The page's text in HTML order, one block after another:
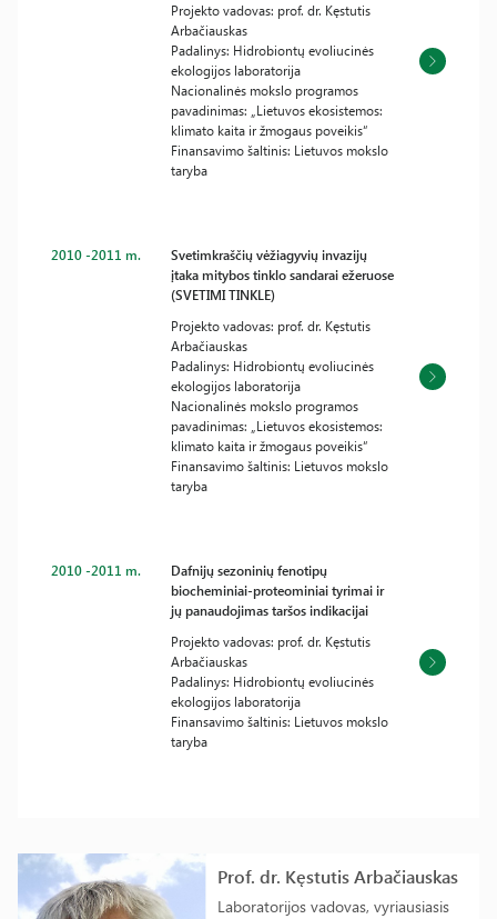
Prof. dr. Kęstutis Arbačiauskas
Laboratorijos vadovas, vyriausiasis
Projekto vadovas: prof. dr. Kęstutis
Arbačiauskas
Padalinys: Hidrobiontų evoliucinės
ekologijos laboratorija
Nacionalinės mokslo programos
pavadinimas: „Lietuvos ekosistemos:
klimato kaita ir žmogaus poveikis“
Finansavimo šaltinis: Lietuvos mokslo
taryba
2010 -2011 m.
Svetimkraščių vėžiagyvių invazijų
įtaka mitybos tinklo sandarai ežeruose
(SVETIMI TINKLE)
Projekto vadovas: prof. dr. Kęstutis
Arbačiauskas
Padalinys: Hidrobiontų evoliucinės
ekologijos laboratorija
Nacionalinės mokslo programos
pavadinimas: „Lietuvos ekosistemos:
klimato kaita ir žmogaus poveikis“
Finansavimo šaltinis: Lietuvos mokslo
taryba
2010 -2011 m.
Dafnijų sezoninių fenotipų
biocheminiai-proteominiai tyrimai ir
jų panaudojimas taršos indikacijai
Projekto vadovas: prof. dr. Kęstutis
Arbačiauskas
Padalinys: Hidrobiontų evoliucinės
ekologijos laboratorija
Finansavimo šaltinis: Lietuvos mokslo
taryba